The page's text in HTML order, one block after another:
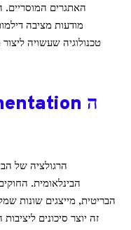
האתגרים
מודעות מציבה
טכנולוגיה שעשויה
הרגולציה של
הבריטית, מייצגים שונות
זה יוצר סיכונים